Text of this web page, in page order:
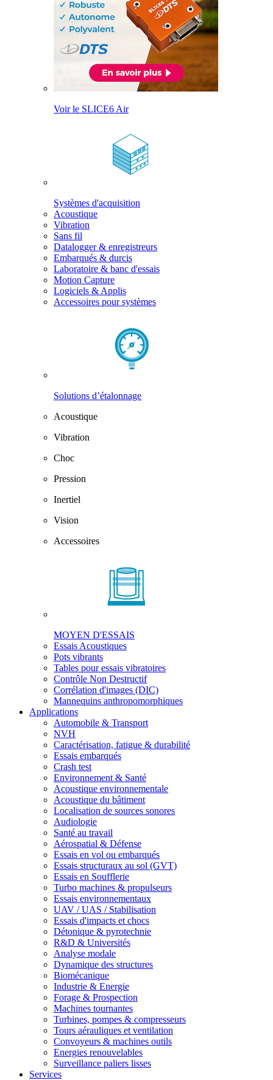
Voir le SLICE6 Air
Systèmes d'acquisition
Acoustique
Vibration
Sans fil
Datalogger & enregistreurs
Embarqués & durcis
Laboratoire & banc d'essais
Motion Capture
Logiciels & Applis
Accessoires pour systèmes
Solutions d’étalonnage
Acoustique
Vibration
Choc
Pression
Inertiel
Vision
Accessoires
MOYEN D'ESSAIS
Essais Acoustiques
Pots vibrants
Tables pour essais vibratoires
Contrôle Non Destructif
Corrélation d'images (DIC)
Mannequins anthropomorphiques
Applications
Automobile & Transport
NVH
Caractérisation, fatigue & durabilité
Essais embarqués
Crash test
Environnement & Santé
Acoustique environnementale
Acoustique du bâtiment
Localisation de sources sonores
Audiologie
Santé au travail
Aérospatial & Défense
Essais en vol ou embarqués
Essais structuraux au sol (GVT)
Essais en Soufflerie
Turbo machines & propulseurs
Essais environnementaux
UAV / UAS / Stabilisation
Essais d'impacts et chocs
Détonique & pyrotechnie
R&D & Universités
Analyse modale
Dynamique des structures
Biomécanique
Industrie & Energie
Forage & Prospection
Machines tournantes
Turbines, pompes & compresseurs
Tours aérauliques et ventilation
Convoyeurs & machines outils
Energies renouvelables
Surveillance paliers lisses
Services